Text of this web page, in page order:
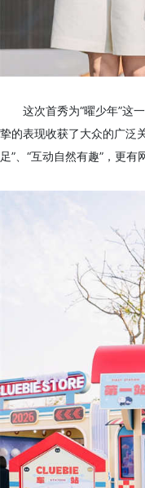
这次首秀为“曜少年”这一
挚的表现收获了大众的广泛
足”、“互动自然有趣”，更